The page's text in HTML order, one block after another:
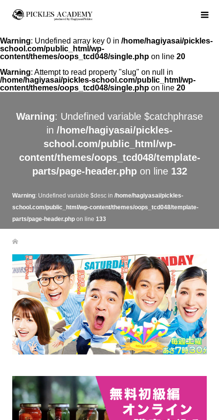
Warning: Undefined array key 0 in /home/hagiyasai/pickles-
school.com/public_html/wp-
content/themes/oops_tcd048/single.php on line 20
Warning: Attempt to read property "slug" on null in
/home/hagiyasai/pickles-school.com/public_html/wp-
content/themes/oops_tcd048/single.php on line 20
Warning: Undefined variable $catchphrase
in /home/hagiyasai/pickles-
school.com/public_html/wp-
content/themes/oops_tcd048/template-
parts/page-header.phpon line 132
Warning: Undefined variable $desc in /home/hagiyasai/pickles-
school.com/public_html/wp-content/themes/oops_tcd048/template-
parts/page-header.phpon line 133